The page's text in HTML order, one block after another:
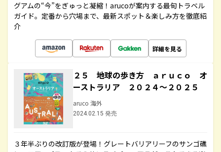
グアムの“今”をぎゅっと凝縮！arucoが案内する最旬トラベル
ガイド。定番から穴場まで、最新スポット＆楽しみ方を徹底紹
介
詳細を見る
２５ 地球の歩き方 ａｒｕｃｏ オ
ーストラリア ２０２４～２０２５
aruco 海外
2024.02.15 発売
３年半ぶりの改訂版が登場！グレートバリアリーフのサンゴ礁